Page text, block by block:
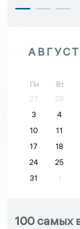
АВГУСТ
Пн Вт
27
28
3
4
10
11
17
18
24
25
31
1
100 самых